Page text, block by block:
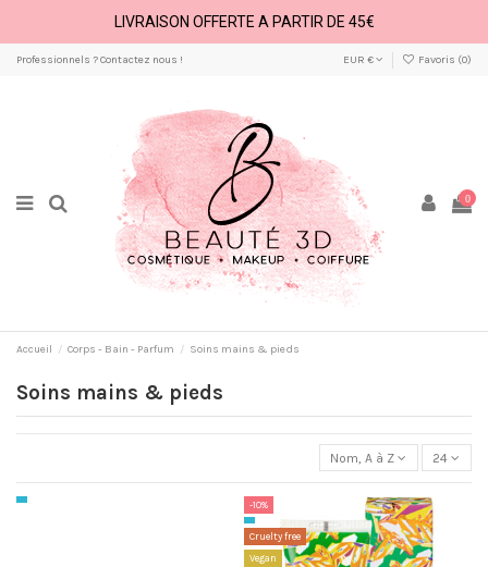
LIVRAISON OFFERTE A PARTIR DE 45€
Professionnels ? Contactez nous ! EUR € Favoris (0)
0
Accueil Corps - Bain - Parfum Soins mains & pieds
Soins mains & pieds
Nom, A à Z 24
-10%
Cruelty free
Vegan